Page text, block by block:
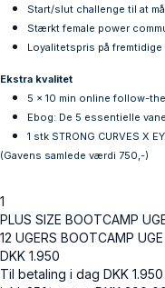
Start/slut challenge til at
Stærkt female power
Loyalitetspris på
Ekstra kvalitet
5 x 10 min online follow-
Ebog: De 5 essentielle
1 stk STRONG CURVES X
(Gavens samlede værdi 750,-)
1
PLUS SIZE BOOTCAMP
12 UGERS BOOTCAMP
DKK 1.950
Til betaling i dag DKK 1.950